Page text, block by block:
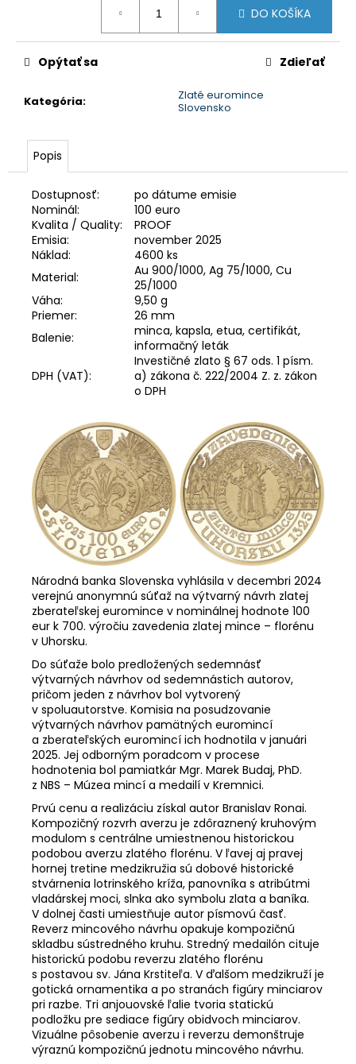
DO KOŠÍKA
Kategória:
Zlaté euromince
Slovensko
Opýtať sa Zdieľať
Popis
Dostupnosť:
po dátume emisie
Nominál:
100 euro
Kvalita / Quality:
PROOF
Emisia:
november 2025
Náklad:
4600 ks
Material:
Au 900/1000, Ag 75/1000, Cu
25/1000
Váha:
9,50 g
Priemer:
26 mm
Balenie:
minca, kapsla, etua, certifikát,
informačný leták
DPH (VAT):
Investičné zlato § 67 ods. 1 písm.
a) zákona č. 222/2004 Z. z. zákon
o DPH
Národná banka Slovenska vyhlásila v decembri 2024
verejnú anonymnú súťaž na výtvarný návrh zlatej
zberateľskej euromince v nominálnej hodnote 100
eur k 700. výročiu zavedenia zlatej mince – florénu
v Uhorsku.
Do súťaže bolo predložených sedemnásť
výtvarných návrhov od sedemnástich autorov,
pričom jeden z návrhov bol vytvorený
v spoluautorstve. Komisia na posudzovanie
výtvarných návrhov pamätných euromincí
a zberateľských euromincí ich hodnotila v januári
2025. Jej odborným poradcom v procese
hodnotenia bol pamiatkár Mgr. Marek Budaj, PhD.
z NBS – Múzea mincí a medailí v Kremnici.
Prvú cenu a realizáciu získal autor Branislav Ronai.
Kompozičný rozvrh averzu je zdôraznený kruhovým
modulom s centrálne umiestnenou historickou
podobou averzu zlatého florénu. V ľavej aj pravej
hornej tretine medzikružia sú dobové historické
stvárnenia lotrinského kríža, panovníka s atribútmi
vladárskej moci, slnka ako symbolu zlata a baníka.
V dolnej časti umiestňuje autor písmovú časť.
Reverz mincového návrhu opakuje kompozičnú
skladbu sústredného kruhu. Stredný medailón cituje
historickú podobu reverzu zlatého florénu
s postavou sv. Jána Krstiteľa. V ďalšom medzikruží je
gotická ornamentika a po stranách figúry minciarov
pri razbe. Tri anjouovské ľalie tvoria statickú
podložku pre sediace figúry obidvoch minciarov.
Vizuálne pôsobenie averzu i reverzu demonštruje
výraznú kompozičnú jednotu mincového návrhu.